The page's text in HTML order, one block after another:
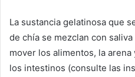
La sustancia gelatinosa que
de chía se mezclan con
mover los alimentos, la
los intestinos (consulte las